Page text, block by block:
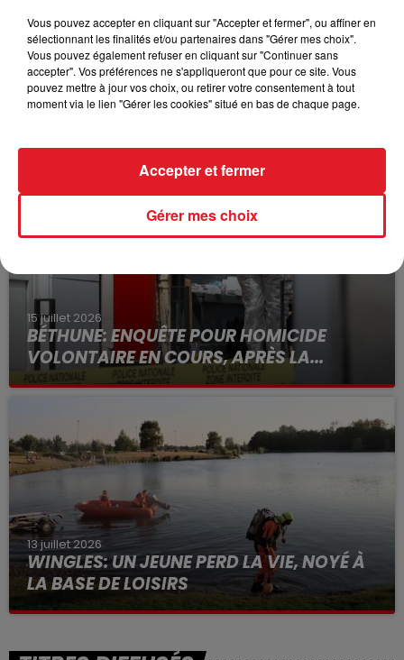
Johnny Hallyday qui aura lieu le 14 septembre
prochain à l'Accor Arena de Paris !
FIL D'ACTUS
15 juillet 2026
BÉTHUNE: ENQUÊTE POUR HOMICIDE
VOLONTAIRE EN COURS, APRÈS LA...
Selon les premiers éléments, le logement servait
13 juillet 2026
WINGLES: UN JEUNE PERD LA VIE, NOYÉ À
LA BASE DE LOISIRS
La victime a coulé à pic
Vous pouvez accepter en cliquant sur "Accepter et fermer", ou affiner en
sélectionnant les finalités et/ou partenaires dans "Gérer mes choix".
Vous pouvez également refuser en cliquant sur "Continuer sans
accepter". Vos préférences ne s'appliqueront que pour ce site. Vous
pouvez mettre à jour vos choix, ou retirer votre consentement à tout
moment via le lien "Gérer les cookies" situé en bas de chaque page.
Gérer mes choix
Accepter et fermer